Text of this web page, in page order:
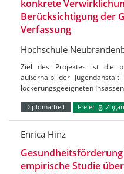
konkrete
Berücksichtigung der
Verfassung
Hochschule
Ziel des Projektes ist die
außerhalb der
lockerungsgeeigneten
Diplomarbeit Freier
Enrica Hinz
empirische Studie